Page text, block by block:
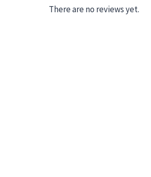
There are no reviews yet.